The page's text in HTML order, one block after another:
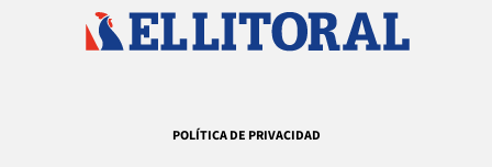
POLÍTICA DE PRIVACIDAD